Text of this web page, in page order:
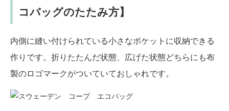
コバッグのたたみ方】
内側に縫い付けられている小さなポケットに収納できる
作りです。折りたたんだ状態、広げた状態どちらにも布
製のロゴマークがついていておしゃれです。